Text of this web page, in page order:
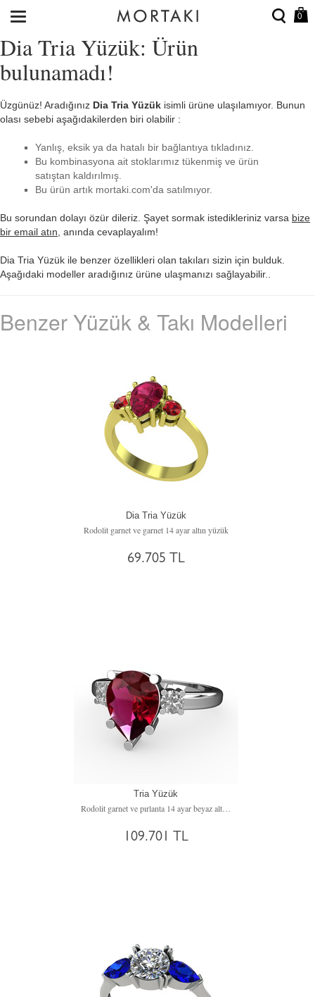
0
Dia Tria Yüzük: Ürün
bulunamadı!
Üzgünüz! Aradığınız Dia Tria Yüzük isimli ürüne ulaşılamıyor. Bunun
olası sebebi aşağıdakilerden biri olabilir :
Yanlış, eksik ya da hatalı bir bağlantıya tıkladınız.
Bu kombinasyona ait stoklarımız tükenmiş ve ürün
satıştan kaldırılmış.
Bu ürün artık mortaki.com'da satılmıyor.
Bu sorundan dolayı özür dileriz. Şayet sormak istedikleriniz varsa bize
bir email atın , anında cevaplayalım!
Dia Tria Yüzük ile benzer özellikleri olan takıları sizin için bulduk.
Aşağıdaki modeller aradığınız ürüne ulaşmanızı sağlayabilir..
Benzer Yüzük & Takı Modelleri
Dia Tria Yüzük
Rodolit garnet ve garnet 14 ayar altın yüzük
69.705 TL
Tria Yüzük
Rodolit garnet ve pırlanta 14 ayar beyaz altın yüzük (0.22 karat)
109.701 TL